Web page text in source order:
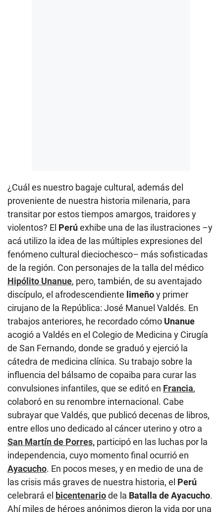
¿Cuál es nuestro bagaje cultural, además del
proveniente de nuestra historia milenaria, para
transitar por estos tiempos amargos, traidores y
violentos? El Perúexhibe una de las ilustraciones –y
acá utilizo la idea de las múltiples expresiones del
fenómeno cultural dieciochesco– más sofisticadas
de la región. Con personajes de la talla del médico
Hipólito Unanue, pero, también, de su aventajado
discípulo, el afrodescendiente limeñoy primer
cirujano de la República: José Manuel Valdés. En
trabajos anteriores, he recordado cómo Unanue
acogió a Valdés en el Colegio de Medicina y Cirugía
de San Fernando, donde se graduó y ejerció la
cátedra de medicina clínica. Su trabajo sobre la
influencia del bálsamo de copaiba para curar las
convulsiones infantiles, que se editó en Francia,
colaboró en su renombre internacional. Cabe
subrayar que Valdés, que publicó decenas de libros,
entre ellos uno dedicado al cáncer uterino y otro a
San Martín de Porres, participó en las luchas por la
independencia, cuyo momento final ocurrió en
Ayacucho. En pocos meses, y en medio de una de
las crisis más graves de nuestra historia, el Perú
celebrará el bicentenariode la Batalla de Ayacucho.
Ahí miles de héroes anónimos dieron la vida por una